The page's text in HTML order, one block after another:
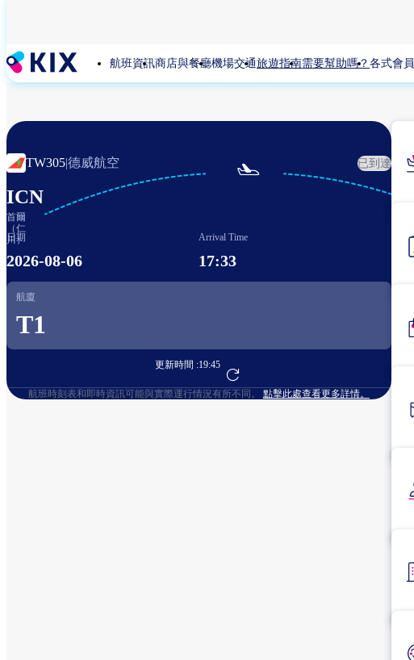
主
內
容
航班資訊商店與餐廳機場交通旅遊指南需要幫助嗎？ 各式會
TW305|德威航空 已到達
ICN
首爾
（仁
川）

日期
2026-08-06
Arrival Time
17:33
航廈
T1
更新時間 :19:45
前往航班預訂
航班時刻表和即時資訊可能與實際運行情況有所不同。 點擊此處查看更多詳情。